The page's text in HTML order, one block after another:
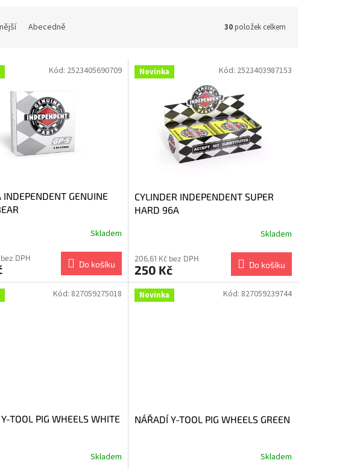
Abecedně 30položek celkem
INDEPENDENT GENUINE
Skladem
DPH
Do košíku
Kód: 2523405690709 Novinka
CYLINDER INDEPENDENT SUPER
HARD 96A
Skladem
206,61 Kč bez DPH
250 Kč Do košíku
Kód: 2523403987153
TOOL PIG WHEELS WHITE
Skladem
Kód: 827059275018 Novinka
NÁŘADÍ Y-TOOL PIG WHEELS GREEN
Skladem
Kód: 827059239744